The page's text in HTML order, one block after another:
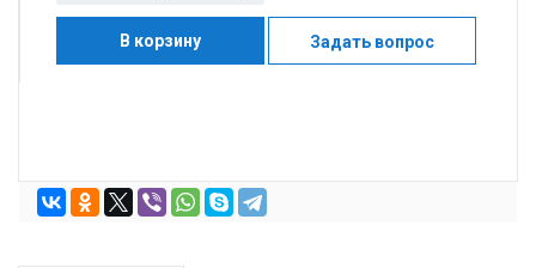
В корзину Задать вопрос